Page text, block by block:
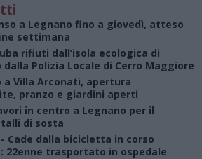
a Legnano fino a giovedì, atteso
settimana
rifiuti dall’isola ecologica di
Polizia Locale di Cerro Maggiore
a Villa Arconati, apertura
pranzo e giardini aperti
in centro a Legnano per il
di sosta
- Cade dalla bicicletta in corso
22enne trasportato in ospedale